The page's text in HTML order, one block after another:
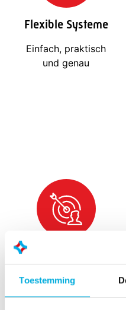
Toestemming
Flexible Systeme
Einfach, praktisch
und genau
Verbesserung der